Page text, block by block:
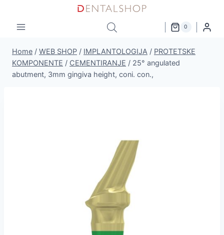
content
0
Home / WEB SHOP / IMPLANTOLOGIJA / PROTETSKE
KOMPONENTE / CEMENTIRANJE / 25° angulated
abutment, 3mm gingiva height, coni. con.,